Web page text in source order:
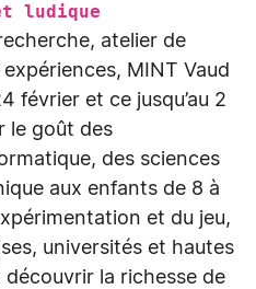
ludique
atelier de
MINT Vaud
février et ce jusqu’au 2
le goût des
des sciences
aux enfants de 8 à
et du jeu,
universités et hautes
la richesse de